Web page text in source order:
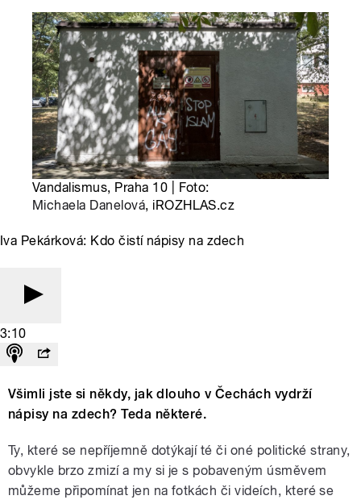
Vandalismus, Praha 10 | Foto:
Michaela Danelová, iROZHLAS.cz
Iva Pekárková: Kdo čistí nápisy na zdech
3:10
Všimli jste si někdy, jak dlouho v Čechách vydrží
nápisy na zdech? Teda některé.
Ty, které se nepříjemně dotýkají té či oné politické strany,
obvykle brzo zmizí a my si je s pobaveným úsměvem
můžeme připomínat jen na fotkách či videích, které se